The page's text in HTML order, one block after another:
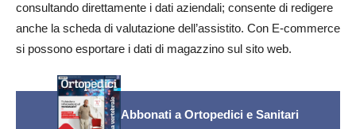
consultando direttamente i dati aziendali; consente di redigere
anche la scheda di valutazione dell’assistito. Con E-commerce
si possono esportare i dati di magazzino sul sito web.
Abbonati a Ortopedici e Sanitari